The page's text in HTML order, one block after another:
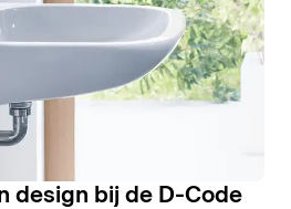
design bij de D-Code